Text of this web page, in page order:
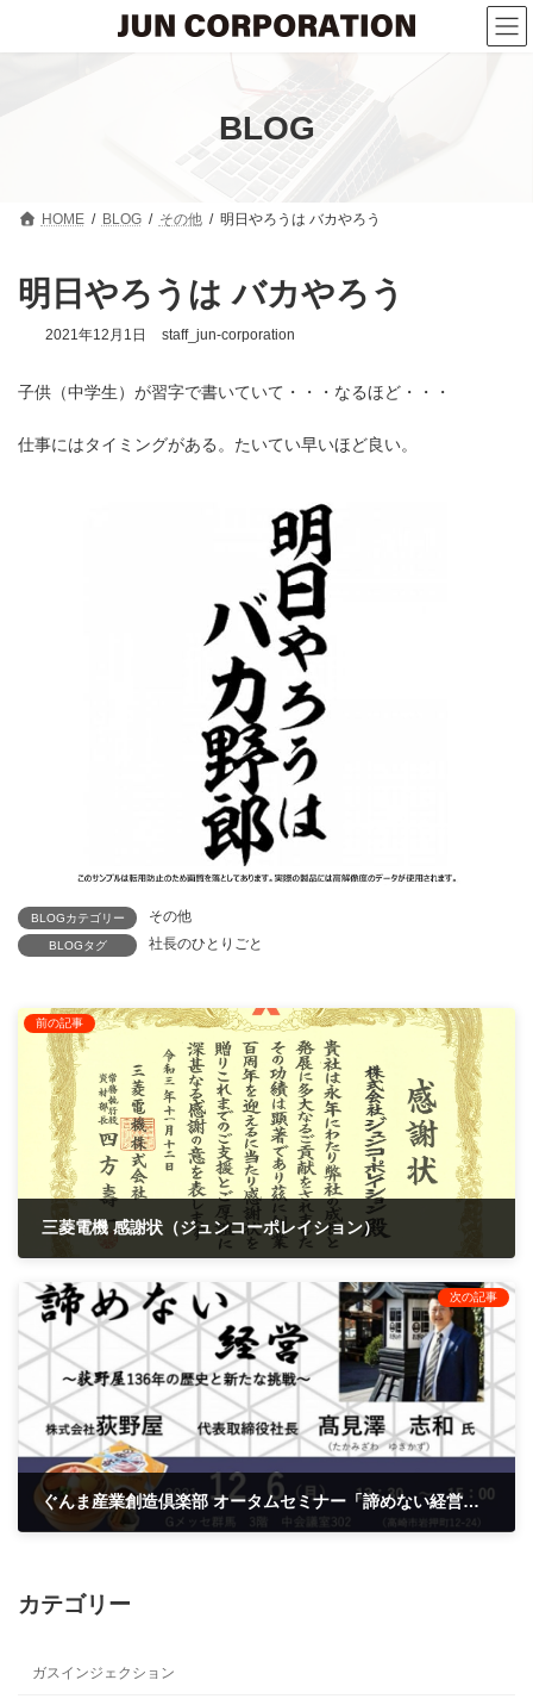
テ
ゲ
BLOG
HOME BLOG その他 明日やろうは バカやろう
明日やろうは バカやろう
2021年12月1日 staff_jun-corporation
子供（中学生）が習字で書いていて・・・なるほど・・・
仕事にはタイミングがある。たいてい早いほど良い。
BLOGカテゴリー その他
BLOGタグ 社長のひとりごと
前の記事
三菱電機 感謝状（ジュンコーポレイション）
次の記事
ぐんま産業創造倶楽部 オータムセミナー「諦めない経営～荻野屋136年の歴史と新たな挑戦～」（会場：Gメッセ）
カテゴリー
ガスインジェクション